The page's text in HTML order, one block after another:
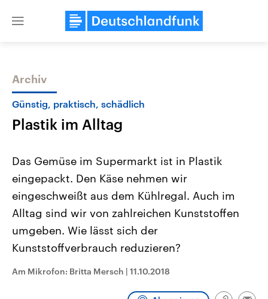
Close
Themen
Landtagswahl Sachsen-Anhalt
2026
Alle Informationen
Sachsen-Anhalt wählt am 6.
September 2026 einen neuen
Bundesland von einer Koalition aus
CDU, SPD und FDP regiert.-
Wahlprogramme, aktuelle Berichte
USA
Aktuelle Beiträge,
gehören die Vereinigten
aktuelle Weltgeschehen.
Archiv
Günstig, praktisch, schädlich
Plastik im Alltag
Das Gemüse im Supermarkt ist in Plastik
eingepackt. Den Käse nehmen wir
eingeschweißt aus dem Kühlregal. Auch im
Alltag sind wir von zahlreichen Kunststoffen
umgeben. Wie lässt sich der
Kunststoffverbrauch reduzieren?
Am Mikrofon: Britta Mersch | 11.10.2018